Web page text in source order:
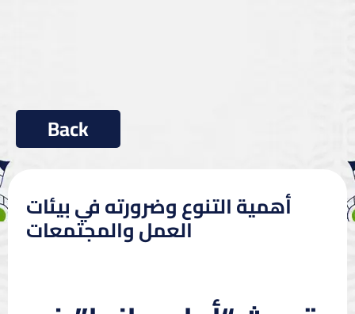
أهمية التنوع وضرورته في بيئات
العمل والمجتمعات